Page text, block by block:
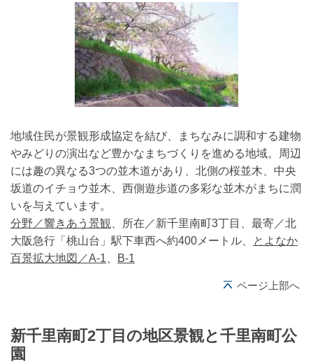
地域住民が景観形成協定を結び、まちなみに調和する建物
やみどりの演出など豊かなまちづくりを進める地域。周辺
には趣の異なる3つの並木道があり、北側の桜並木、中央
坂道のイチョウ並木、西側遊歩道の多彩な並木がまちに潤
いを与えています。
分野／響きあう景観 、所在／新千里南町3丁目、最寄／北
大阪急行「桃山台」駅下車西へ約400メートル、
とよなか
百景拡大地図／A-1
B-1
ページ上部へ
新千里南町2丁目の地区景観と千里南町公
園